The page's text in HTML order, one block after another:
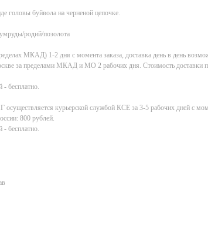
головы буйвола на черненой цепочке.
родий/позолота
МКАД) 1-2 дня с момента заказа, доставка день в день
за пределами МКАД и МО 2 рабочих дня. Стоимость доставки
- бесплатно.
осуществляется курьерской службой КСE за 3-5 рабочих дней с
800 рублей.
- бесплатно.